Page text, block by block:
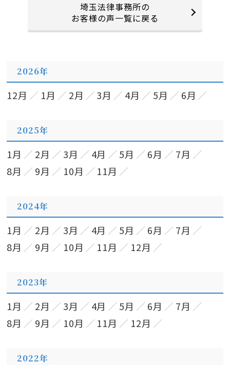
埼玉法律事務所の
お客様の声一覧に戻る
2026年
12月 1月 2月 3月 4月 5月 6月
2025年
1月 2月 3月 4月 5月 6月
7月
8月
9月 10月 11月
2024年
1月 2月 3月 4月 5月 6月
7月
8月
9月 10月 11月 12月
2023年
1月 2月 3月 4月 5月 6月
7月
8月
9月 10月 11月 12月
2022年